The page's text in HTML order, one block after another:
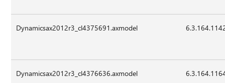
Dynamicsax2012r3_cl4375691.axmodel
Dynamicsax2012r3_cl4376636.axmodel